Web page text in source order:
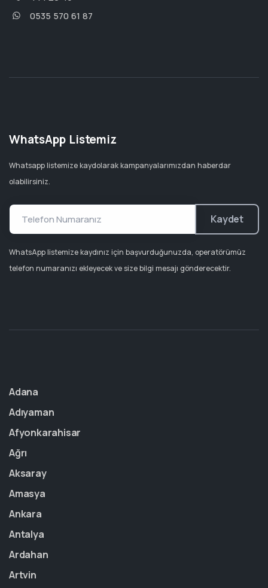
0535 570 61 87
WhatsApp Listemiz
Whatsapp listemize kaydolarak kampanyalarımızdan haberdar
olabilirsiniz.
Kaydet
WhatsApp listemize kaydınız için başvurduğunuzda, operatörümüz
telefon numaranızı ekleyecek ve size bilgi mesajı gönderecektir.
Adana
Adıyaman
Afyonkarahisar
Ağrı
Aksaray
Amasya
Ankara
Antalya
Ardahan
Artvin